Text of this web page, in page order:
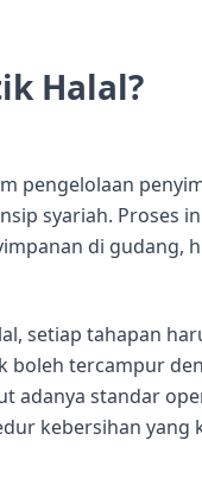
Halal?
pengelolaan
syariah. Proses
di gudang,
setiap tahapan
boleh tercampur
adanya standar
kebersihan yang